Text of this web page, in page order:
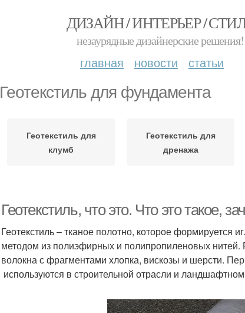
ДИЗАЙН / ИНТЕРЬЕР /
незаурядные дизайнерские решения!
главная новости статьи
Геотекстиль для фундамента
Геотекстиль для
клумб
Геотекстиль для
дренажа
Геотекстиль, что это. Что это такое,
Геотекстиль – тканое полотно, которое формируется
методом из полиэфирных и полипропиленовых
волокна с фрагментами хлопка, вискозы и шерсти.
используются в строительной отрасли и